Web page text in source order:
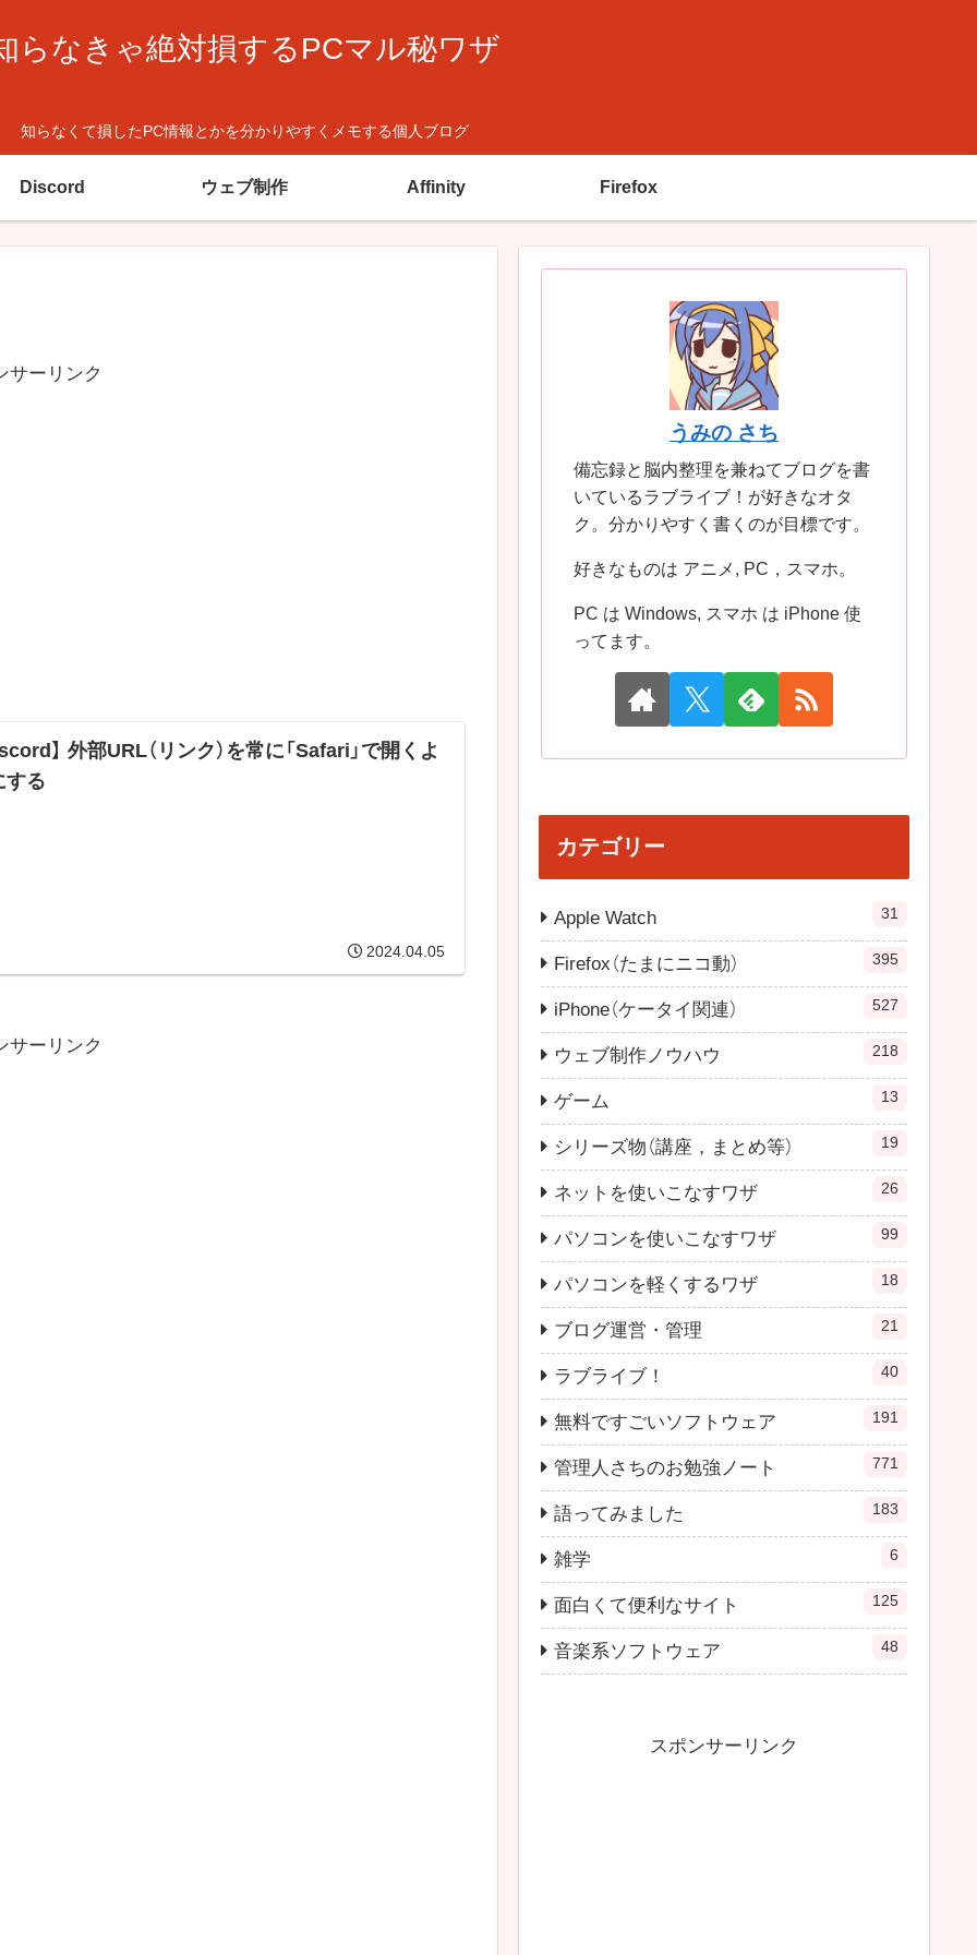
らなきゃ絶対損するPCマル秘ワザ
知らなくて損したPC情報とかを分かりやすくメモする個人ブログ
Discord ウェブ制作 Affinity Firefox
サーリンク
】 外部URL（リンク）を常に「Safari」で開くよ
する
2024.04.05
サーリンク
うみの さち
備忘録と脳内整理を兼ねてブログを書
いているラブライブ！が好きなオタ
ク。分かりやすく書くのが目標です。
好きなものは アニメ, PC，スマホ。
PC は Windows, スマホ は iPhone 使
ってます。
カテゴリー
Apple Watch 31
Firefox（たまにニコ動） 395
iPhone（ケータイ関連） 527
ウェブ制作ノウハウ 218
ゲーム 13
シリーズ物（講座，まとめ等） 19
ネットを使いこなすワザ 26
パソコンを使いこなすワザ 99
パソコンを軽くするワザ 18
ブログ運営・管理 21
ラブライブ！ 40
無料ですごいソフトウェア 191
管理人さちのお勉強ノート 771
語ってみました 183
雑学 6
面白くて便利なサイト 125
音楽系ソフトウェア 48
スポンサーリンク